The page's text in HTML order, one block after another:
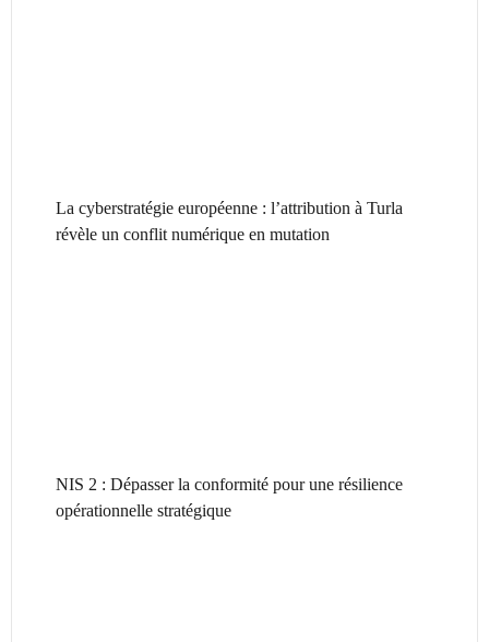
La cyberstratégie européenne : l’attribution à Turla
révèle un conflit numérique en mutation
NIS 2 : Dépasser la conformité pour une résilience
opérationnelle stratégique